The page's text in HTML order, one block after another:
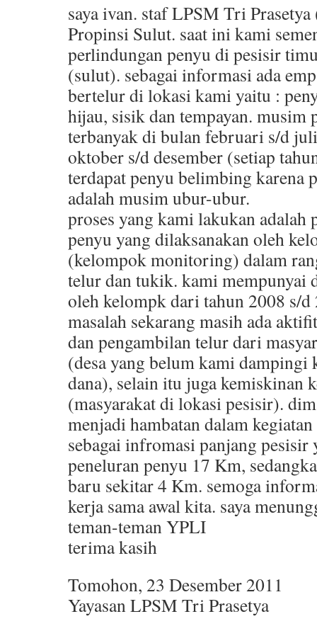
saya ivan. staf LPSM Tri
Propinsi Sulut. saat ini kami
perlindungan penyu di pesisir
(sulut). sebagai informasi ada
bertelur di lokasi kami yaitu :
hijau, sisik dan tempayan. musim
terbanyak di bulan februari s/d
oktober s/d desember (setiap
terdapat penyu belimbing karena
adalah musim ubur-ubur.
proses yang kami lakukan adalah
penyu yang dilaksanakan oleh
(kelompok monitoring) dalam
telur dan tukik. kami mempunyai
oleh kelompk dari tahun 2008 s/d
masalah sekarang masih ada
dan pengambilan telur dari
(desa yang belum kami dampingi
dana), selain itu juga kemiskinan
(masyarakat di lokasi pesisir).
menjadi hambatan dalam
sebagai infromasi panjang pesisir
peneluran penyu 17 Km,
baru sekitar 4 Km. semoga
kerja sama awal kita. saya
teman-teman YPLI
terima kasih
Tomohon, 23 Desember 2011
Yayasan LPSM Tri Prasetya